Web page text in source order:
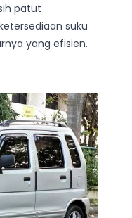
patut
suku
yang efisien.